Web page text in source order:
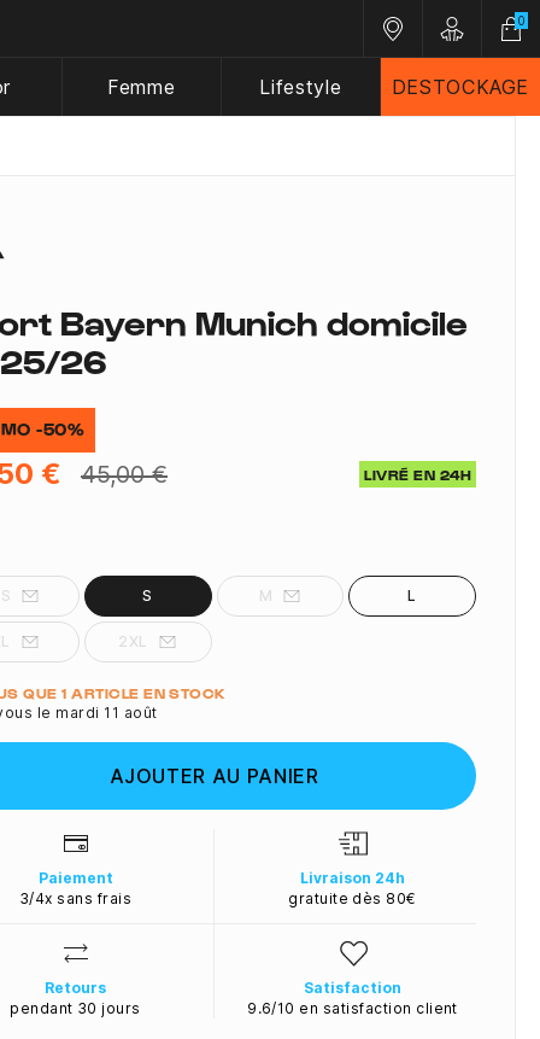
Nos magasins
Customer
0
Femme Lifestyle DESTOCKAGE
Bayern Munich domicile
26
-50%
€ 45,00 € LIVRÉ EN 24H
S M L
2XL
QUE 1 ARTICLE EN STOCK
le mardi 11 août
AJOUTER AU PANIER
Paiement
3/4x sans frais
Livraison 24h
gratuite dès 80€
Retours
pendant 30 jours
Satisfaction
9.6/10 en satisfaction client